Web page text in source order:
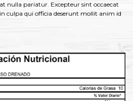
nulla pariatur. Excepteur sint occaecat
culpa qui officia deserunt mollit anim id